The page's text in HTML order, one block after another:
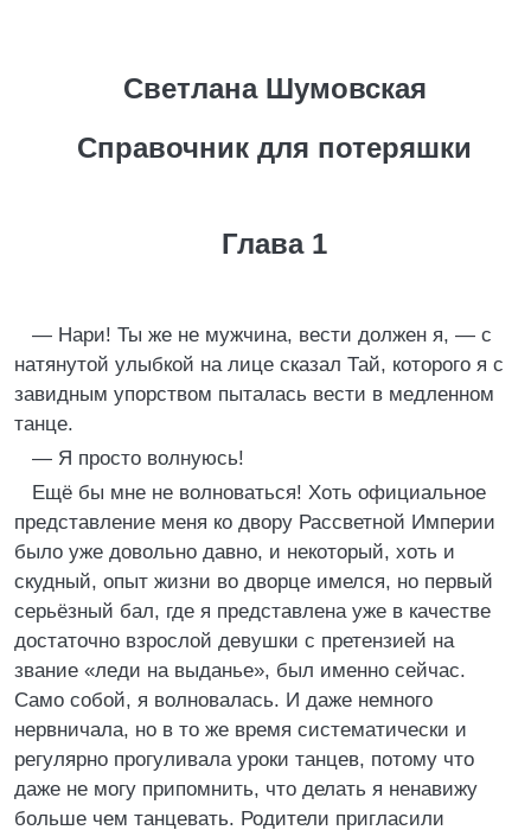
Светлана Шумовская
Справочник для потеряшки
Глава 1
— Нари! Ты же не мужчина, вести должен я, — с
натянутой улыбкой на лице сказал Тай, которого я с
завидным упорством пыталась вести в медленном
танце.
— Я просто волнуюсь!
Ещё бы мне не волноваться! Хоть официальное
представление меня ко двору Рассветной Империи
было уже довольно давно, и некоторый, хоть и
скудный, опыт жизни во дворце имелся, но первый
серьёзный бал, где я представлена уже в качестве
достаточно взрослой девушки с претензией на
звание «леди на выданье», был именно сейчас.
Само собой, я волновалась. И даже немного
нервничала, но в то же время систематически и
регулярно прогуливала уроки танцев, потому что
даже не могу припомнить, что делать я ненавижу
больше чем танцевать. Родители пригласили